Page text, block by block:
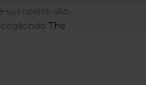
sul nostro sito.
The